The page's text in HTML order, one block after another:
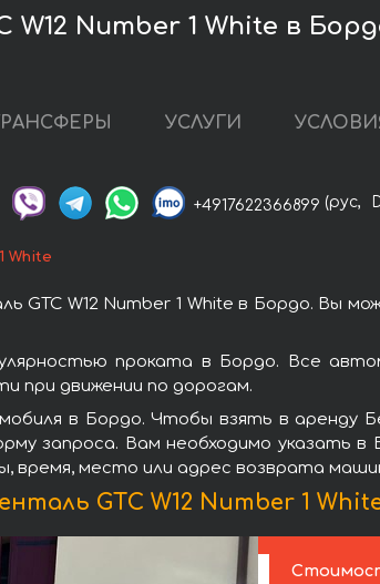
Number 1 White в
ТРАНСФЕРЫ УСЛУГИ
+4917622366899 (рус,
White
W12 Number 1 White в Бордо. Вы
проката в Бордо. Все
при движении по дорогам.
в Бордо. Чтобы взять в аренду
запроса. Вам необходимо указать
время, место или адрес возврата
GTC W12 Number 1